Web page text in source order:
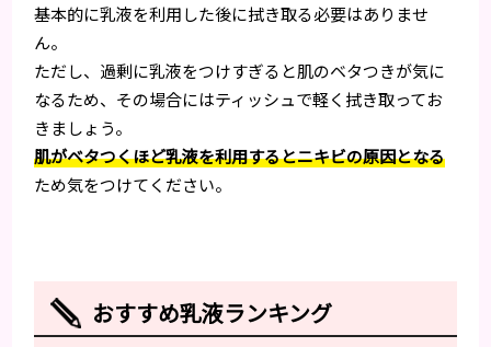
基本的に乳液を利用した後に拭き取る必要はありませ
ん。
ただし、過剰に乳液をつけすぎると肌のベタつきが気に
なるため、その場合にはティッシュで軽く拭き取ってお
きましょう。
肌がベタつくほど乳液を利用するとニキビの原因となる
ため気をつけてください。
おすすめ乳液ランキング